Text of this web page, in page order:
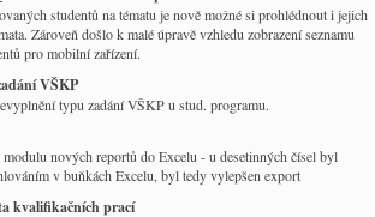
studentů na tématu je nově možné si prohlédnout i jejich
Zároveň došlo k malé úpravě vzhledu zobrazení seznamu
pro mobilní zařízení.
VŠKP
typu zadání VŠKP u stud. programu.
nových reportů do Excelu - u desetinných čísel byl
v buňkách Excelu, byl tedy vylepšen export
kvalifikačních prací